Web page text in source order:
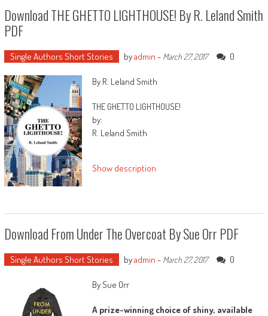
with Del Howison, and the surprise Rock
anthologies. he's additionally the writer of
Download THE GHETTO LIGHTHOUSE! By R. Leland Smith
PDF
Single Authors Short Stories byadmin - March 27, 2017 0
By R. Leland Smith
THE GHETTO LIGHTHOUSE!
by:
R. Leland Smith
Show description
Download From Under The Overcoat By Sue Orr PDF
Single Authors Short Stories byadmin - March 27, 2017 0
By Sue Orr
A prize-winning choice of shiny, available